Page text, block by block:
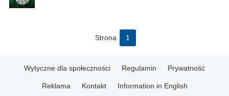
Strona 1
Wytyczne dla społeczności Regulamin Prywatność
Reklama Kontakt Information in English